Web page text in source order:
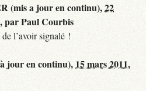
(mis a jour en continu),22
,parPaul Courbis
l’avoir signalé !
jour en continu), 15 mars 2011,